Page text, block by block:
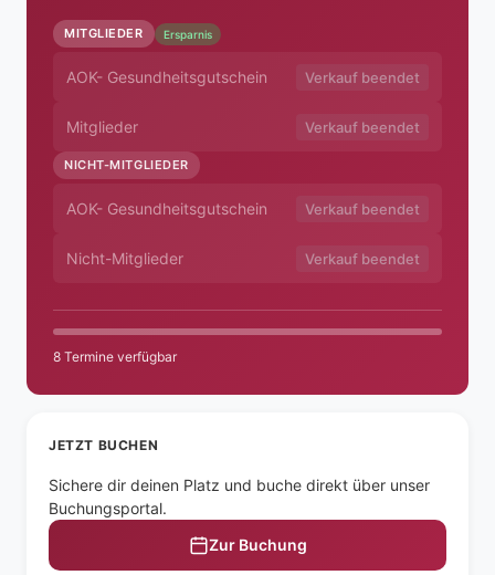
MITGLIEDER Ersparnis
AOK- Gesundheitsgutschein Verkauf beendet
Mitglieder Verkauf beendet
NICHT-MITGLIEDER
AOK- Gesundheitsgutschein Verkauf beendet
Nicht-Mitglieder Verkauf beendet
8 Termine verfügbar
JETZT BUCHEN
Sichere dir deinen Platz und buche direkt über unser
Buchungsportal.
Zur Buchung